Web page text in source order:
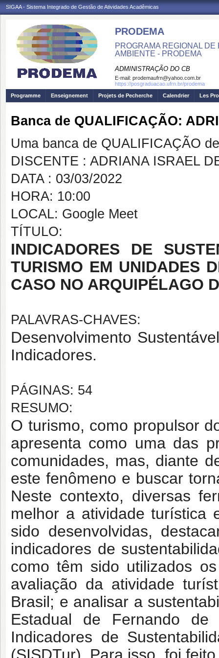
SIGAA - Sistema Integrado de Gestão de Atividades Acadêmicas
PRODEMA
PROGRAMA REGIONAL
AMBIENTE - PRODEMA
ADMINISTRAÇÃO DO CB
E-mail: prodemaufrn@yahoo.com.br
https://posgraduacao.ufrn.br/prodema
Programme
Enseignement Projets de Pecherche Calendrier Les
Banca de QUALIFICAÇÃO:
Uma banca de QUALIFICAÇÃO
DISCENTE : ADRIANA ISRAEL
DATA : 03/03/2022
HORA: 10:00
LOCAL: Google Meet
TÍTULO:
INDICADORES DE
TURISMO EM UNIDADES
CASO NO ARQUIPÉLAGO
PALAVRAS-CHAVES:
Desenvolvimento
Indicadores.
PÁGINAS: 54
RESUMO:
O turismo, como propulsor
apresenta como uma das
comunidades, mas, diante
este fenômeno e buscar
Neste contexto, diversas
melhor a atividade turística
sido desenvolvidas,
indicadores de
como têm sido utilizados
avaliação da atividade
Brasil; e analisar a
Estadual de Fernando
Indicadores de